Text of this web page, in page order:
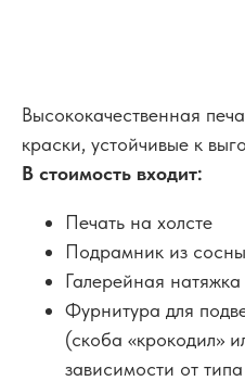
Высококачественная
краски, устойчивые к
В стоимость входит:
Печать на холсте
Подрамник из сосны
Галерейная
Фурнитура для
(скоба «крокодил»
зависимости от